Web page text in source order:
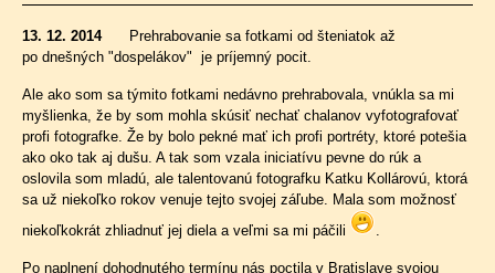
13. 12. 2014
Prehrabovanie sa fotkami od šteniatok až
po dnešných "dospelákov" je príjemný pocit.
Ale ako som sa týmito fotkami nedávno prehrabovala, vnúkla sa mi
myšlienka, že by som mohla skúsiť nechať chalanov vyfotografovať
profi fotografke. Že by bolo pekné mať ich profi portréty, ktoré potešia
ako oko tak aj dušu. A tak som vzala iniciatívu pevne do rúk a
oslovila som mladú, ale talentovanú fotografku Katku Kollárovú, ktorá
sa už niekoľko rokov venuje tejto svojej záľube. Mala som možnosť
niekoľkokrát zhliadnuť jej diela a veľmi sa mi páčili
.
Po naplnení dohodnutého termínu nás poctila v Bratislave svojou